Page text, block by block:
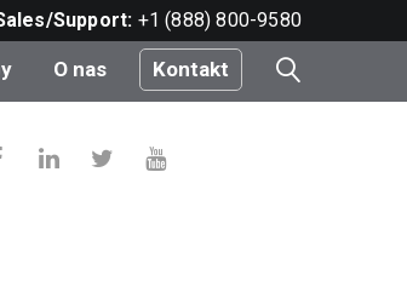
Support: +1 (888) 800-9580
O nas Kontakt